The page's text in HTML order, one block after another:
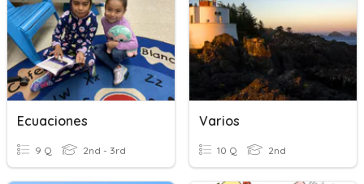
Ecuaciones
9 Q 2nd - 3rd
Varios
10 Q 2nd